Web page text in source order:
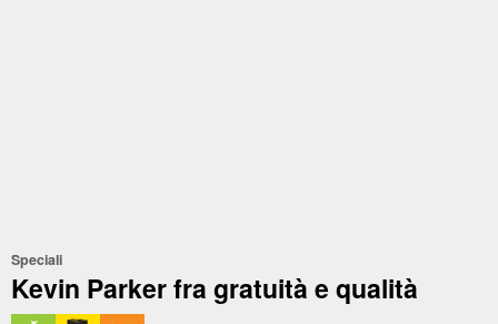
Speciali
Kevin Parker fra gratuità e qualità